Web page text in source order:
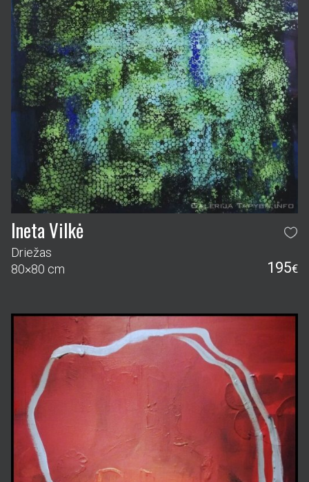
Ineta Vilkė
Driežas
80×80 cm
195€